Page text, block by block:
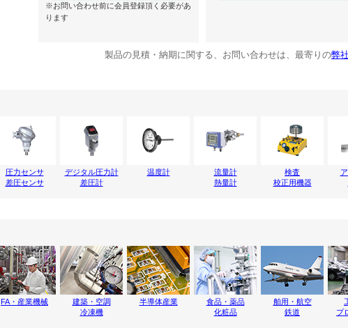
※お問い合わせ前に会員登録頂く必要があ
ります
製品の見積・納期に関する、お問い合わせは、最寄りの弊
圧力センサ
差圧センサ
デジタル圧力計
差圧計
温度計
流量計
熱量計
検査
校正用機器
FA・産業機械
建築・空調
冷凍機
半導体産業
食品・薬品
化粧品
舶用・航空
鉄道
プ